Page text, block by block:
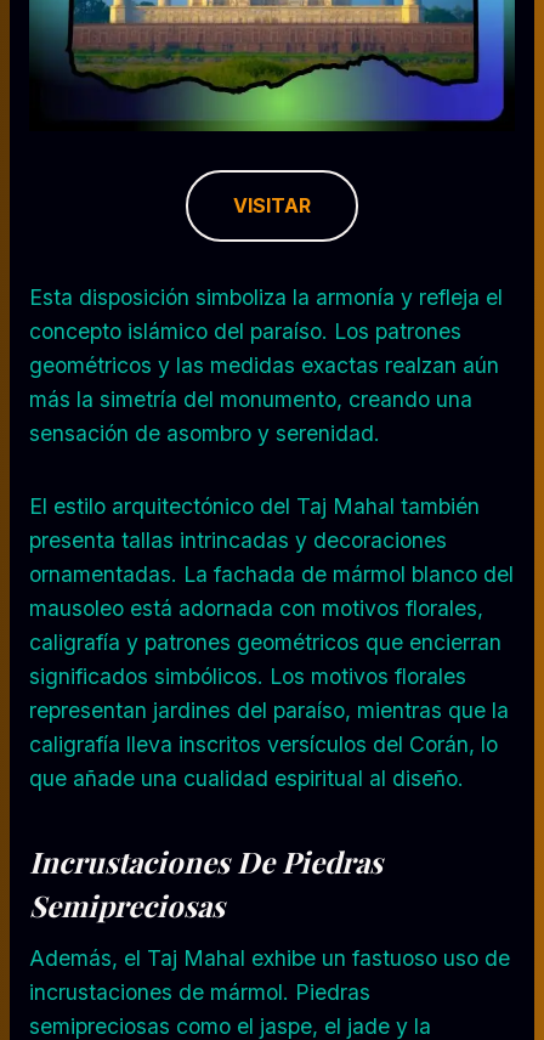
VISITAR
Esta disposición simboliza la armonía y refleja el
concepto islámico del paraíso. Los patrones
geométricos y las medidas exactas realzan aún
más la simetría del monumento, creando una
sensación de asombro y serenidad.
El estilo arquitectónico del Taj Mahal también
presenta tallas intrincadas y decoraciones
ornamentadas. La fachada de mármol blanco del
mausoleo está adornada con motivos florales,
caligrafía y patrones geométricos que encierran
significados simbólicos. Los motivos florales
representan jardines del paraíso, mientras que la
caligrafía lleva inscritos versículos del Corán, lo
que añade una cualidad espiritual al diseño.
Incrustaciones De Piedras
Semipreciosas
Además, el Taj Mahal exhibe un fastuoso uso de
incrustaciones de mármol. Piedras
semipreciosas como el jaspe, el jade y la